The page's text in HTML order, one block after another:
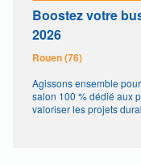
Boostez votre
2026
Rouen (76)
Agissons ensemble
salon 100 % dédié aux
valoriser les projets